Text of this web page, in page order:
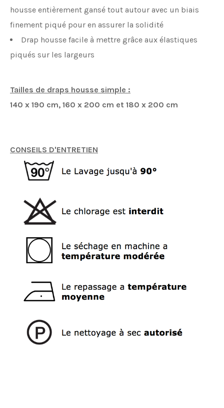
housse entièrement gansé tout autour avec un biais
finement piqué pour en assurer la solidité
Drap housse facile à mettre grâce aux élastiques
piqués sur les largeurs
Tailles de draps housse simple :
140 x 190 cm, 160 x 200 cm et 180 x 200 cm
CONSEILS D'ENTRETIEN